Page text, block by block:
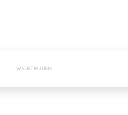
WEDSTRIJDEN